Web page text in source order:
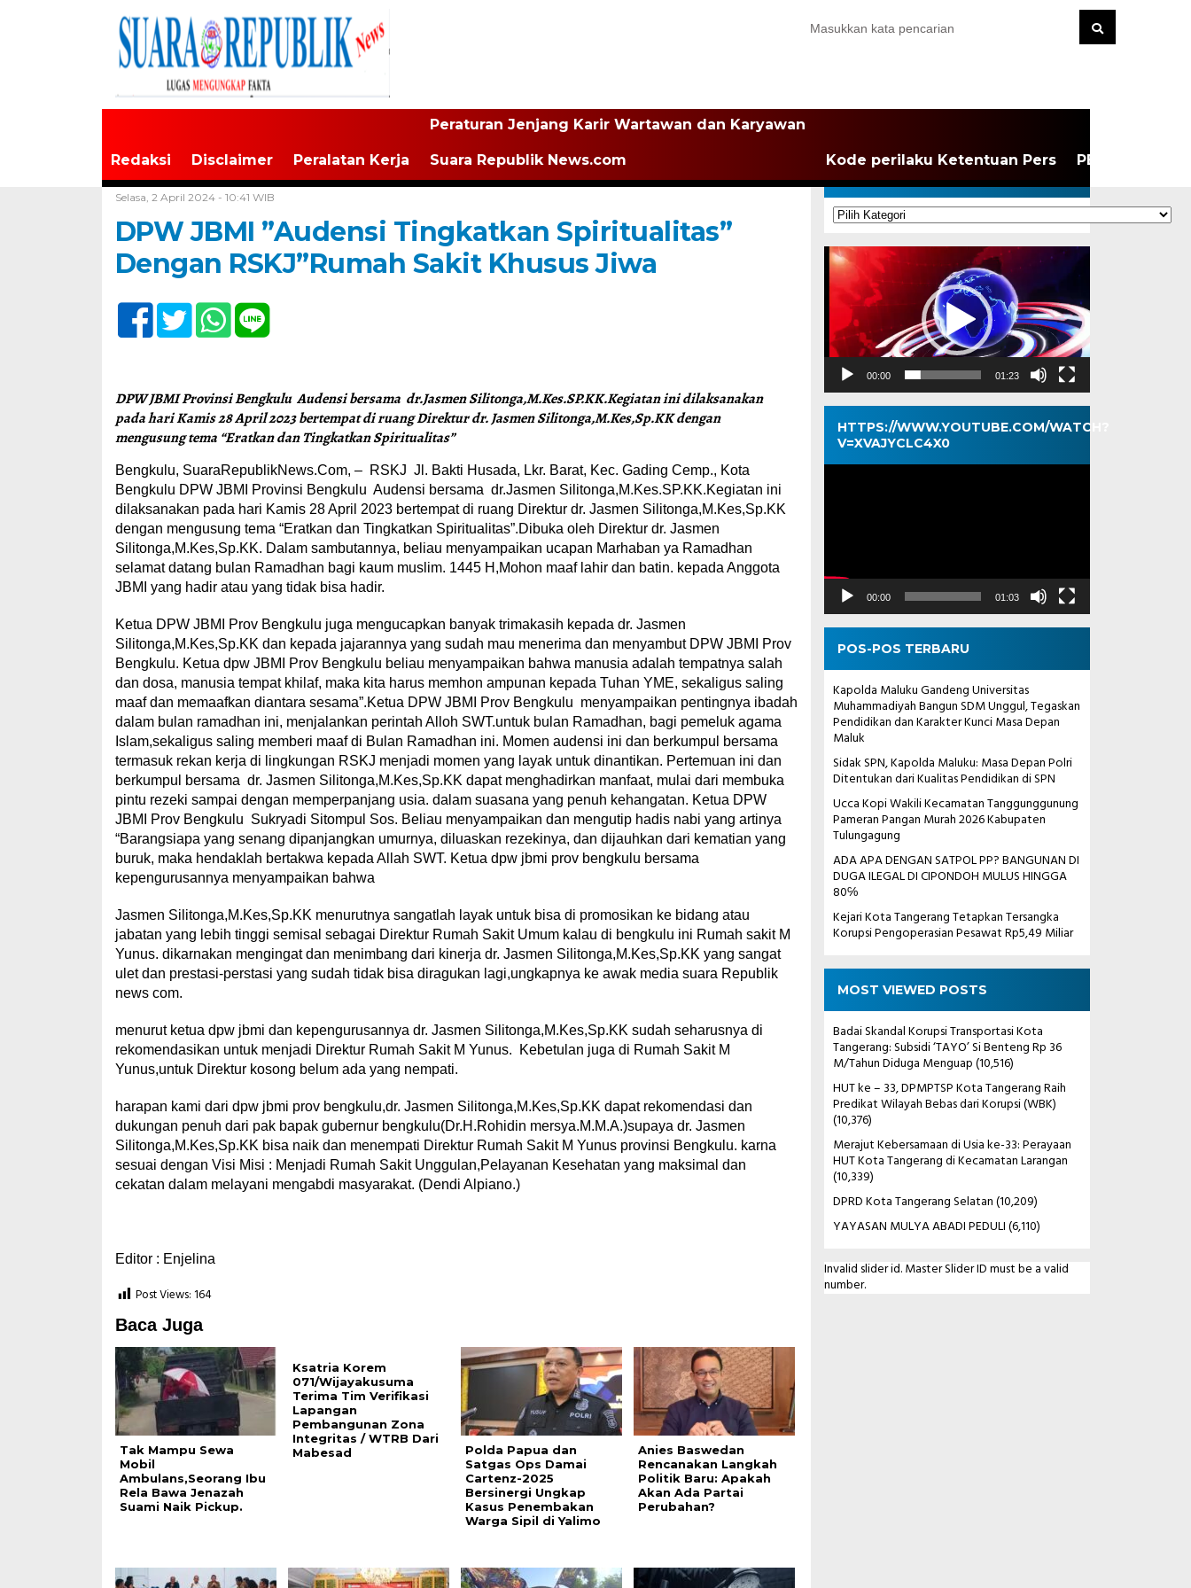
Redaksi Disclaimer Peralatan Kerja
Peraturan Jenjang Karir Wartawan dan Karyawan
Suara Republik News.com Kode perilaku Ketentuan Pers PEDOMAN
Selasa, 2 April 2024 - 10:41 WIB
DPW JBMI ”Audensi Tingkatkan Spiritualitas”
Dengan RSKJ”Rumah Sakit Khusus Jiwa
DPW JBMI Provinsi Bengkulu Audensi bersama dr.Jasmen Silitonga,M.Kes.SP.KK.Kegiatan ini dilaksanakan
pada hari Kamis 28 April 2023 bertempat di ruang Direktur dr. Jasmen Silitonga,M.Kes,Sp.KK dengan
mengusung tema “Eratkan dan Tingkatkan Spiritualitas”
Bengkulu, SuaraRepublikNews.Com, – RSKJ Jl. Bakti Husada, Lkr. Barat, Kec. Gading Cemp., Kota
Bengkulu DPW JBMI Provinsi Bengkulu Audensi bersama dr.Jasmen Silitonga,M.Kes.SP.KK.Kegiatan ini
dilaksanakan pada hari Kamis 28 April 2023 bertempat di ruang Direktur dr. Jasmen Silitonga,M.Kes,Sp.KK
dengan mengusung tema “Eratkan dan Tingkatkan Spiritualitas”.Dibuka oleh Direktur dr. Jasmen
Silitonga,M.Kes,Sp.KK. Dalam sambutannya, beliau menyampaikan ucapan Marhaban ya Ramadhan
selamat datang bulan Ramadhan bagi kaum muslim. 1445 H,Mohon maaf lahir dan batin. kepada Anggota
JBMI yang hadir atau yang tidak bisa hadir.
Ketua DPW JBMI Prov Bengkulu juga mengucapkan banyak trimakasih kepada dr. Jasmen
Silitonga,M.Kes,Sp.KK dan kepada jajarannya yang sudah mau menerima dan menyambut DPW JBMI Prov
Bengkulu. Ketua dpw JBMI Prov Bengkulu beliau menyampaikan bahwa manusia adalah tempatnya salah
dan dosa, manusia tempat khilaf, maka kita harus memhon ampunan kepada Tuhan YME, sekaligus saling
maaf dan memaafkan diantara sesama”.Ketua DPW JBMI Prov Bengkulu menyampaikan pentingnya ibadah
dalam bulan ramadhan ini, menjalankan perintah Alloh SWT.untuk bulan Ramadhan, bagi pemeluk agama
Islam,sekaligus saling memberi maaf di Bulan Ramadhan ini. Momen audensi ini dan berkumpul bersama
termasuk rekan kerja di lingkungan RSKJ menjadi momen yang layak untuk dinantikan. Pertemuan ini dan
berkumpul bersama dr. Jasmen Silitonga,M.Kes,Sp.KK dapat menghadirkan manfaat, mulai dari membuka
pintu rezeki sampai dengan memperpanjang usia. dalam suasana yang penuh kehangatan. Ketua DPW
JBMI Prov Bengkulu Sukryadi Sitompul Sos. Beliau menyampaikan dan mengutip hadis nabi yang artinya
“Barangsiapa yang senang dipanjangkan umurnya, diluaskan rezekinya, dan dijauhkan dari kematian yang
buruk, maka hendaklah bertakwa kepada Allah SWT. Ketua dpw jbmi prov bengkulu bersama
kepengurusannya menyampaikan bahwa
Jasmen Silitonga,M.Kes,Sp.KK menurutnya sangatlah layak untuk bisa di promosikan ke bidang atau
jabatan yang lebih tinggi semisal sebagai Direktur Rumah Sakit Umum kalau di bengkulu ini Rumah sakit M
Yunus. dikarnakan mengingat dan menimbang dari kinerja dr. Jasmen Silitonga,M.Kes,Sp.KK yang sangat
ulet dan prestasi-perstasi yang sudah tidak bisa diragukan lagi,ungkapnya ke awak media suara Republik
news com.
menurut ketua dpw jbmi dan kepengurusannya dr. Jasmen Silitonga,M.Kes,Sp.KK sudah seharusnya di
rekomendasikan untuk menjadi Direktur Rumah Sakit M Yunus. Kebetulan juga di Rumah Sakit M
Yunus,untuk Direktur kosong belum ada yang nempati.
harapan kami dari dpw jbmi prov bengkulu,dr. Jasmen Silitonga,M.Kes,Sp.KK dapat rekomendasi dan
dukungan penuh dari pak bapak gubernur bengkulu(Dr.H.Rohidin mersya.M.M.A.)supaya dr. Jasmen
Silitonga,M.Kes,Sp.KK bisa naik dan menempati Direktur Rumah Sakit M Yunus provinsi Bengkulu. karna
sesuai dengan Visi Misi : Menjadi Rumah Sakit Unggulan,Pelayanan Kesehatan yang maksimal dan
cekatan dalam melayani mengabdi masyarakat. (Dendi Alpiano.)
Editor : Enjelina
Post Views: 164
Baca Juga
Tak Mampu Sewa
Mobil
Ambulans,Seorang Ibu
Rela Bawa Jenazah
Suami Naik Pickup.
Ksatria Korem
071/Wijayakusuma
Terima Tim Verifikasi
Lapangan
Pembangunan Zona
Integritas / WTRB Dari
Mabesad
Polda Papua dan
Satgas Ops Damai
Cartenz-2025
Bersinergi Ungkap
Kasus Penembakan
Warga Sipil di Yalimo
Anies Baswedan
Rencanakan Langkah
Politik Baru: Apakah
Akan Ada Partai
Perubahan?
KATEGORI
Kategori
Pemutar
Video
00:00 01:23
HTTPS://WWW.YOUTUBE.COM/WATCH?
V=XVAJYCLC4X0
Pemutar
00:00 01:03
POS-POS TERBARU
Kapolda Maluku Gandeng Universitas
Muhammadiyah Bangun SDM Unggul, Tegaskan
Pendidikan dan Karakter Kunci Masa Depan
Maluk
Sidak SPN, Kapolda Maluku: Masa Depan Polri
Ditentukan dari Kualitas Pendidikan di SPN
Ucca Kopi Wakili Kecamatan Tanggunggunung
Pameran Pangan Murah 2026 Kabupaten
Tulungagung
ADA APA DENGAN SATPOL PP? BANGUNAN DI
DUGA ILEGAL DI CIPONDOH MULUS HINGGA
80℅
Kejari Kota Tangerang Tetapkan Tersangka
Korupsi Pengoperasian Pesawat Rp5,49 Miliar
MOST VIEWED POSTS
Badai Skandal Korupsi Transportasi Kota
Tangerang: Subsidi ‘TAYO’ Si Benteng Rp 36
M/Tahun Diduga Menguap(10,516)
HUT ke – 33, DPMPTSP Kota Tangerang Raih
Predikat Wilayah Bebas dari Korupsi (WBK)
(10,376)
Merajut Kebersamaan di Usia ke-33: Perayaan
HUT Kota Tangerang di Kecamatan Larangan
(10,339)
DPRD Kota Tangerang Selatan(10,209)
YAYASAN MULYA ABADI PEDULI(6,110)
Invalid slider id. Master Slider ID must be a valid
number.